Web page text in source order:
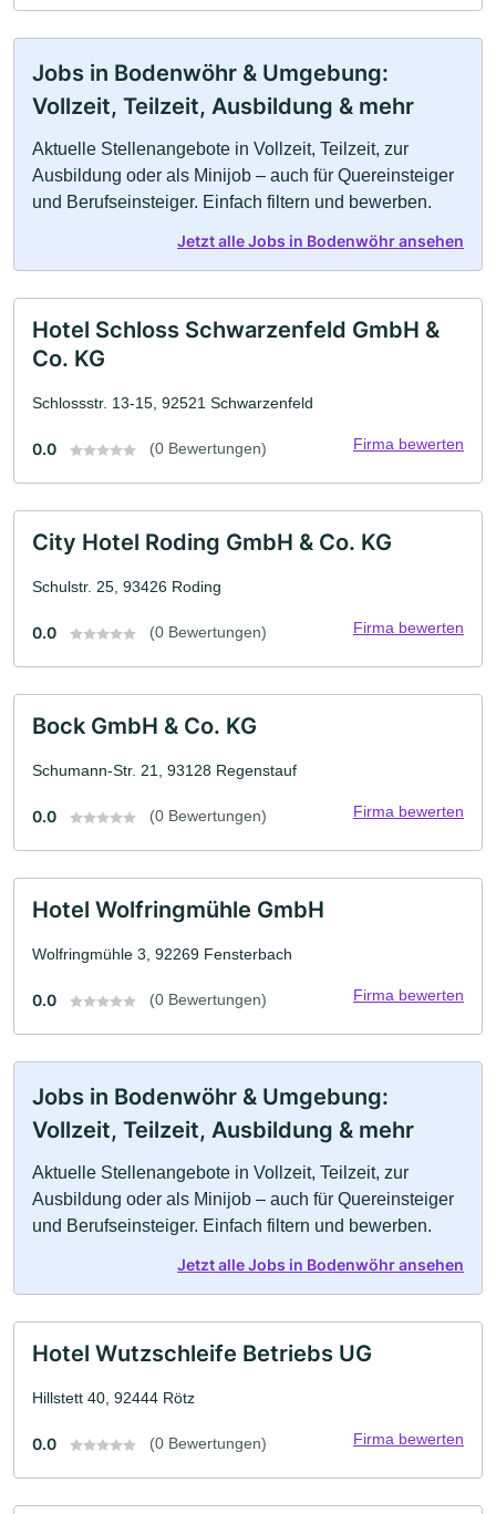
Jobs in Bodenwöhr & Umgebung:
Vollzeit, Teilzeit, Ausbildung & mehr
Aktuelle Stellenangebote in Vollzeit, Teilzeit, zur
Ausbildung oder als Minijob – auch für Quereinsteiger
und Berufseinsteiger. Einfach filtern und bewerben.
Jetzt alle Jobs in Bodenwöhr ansehen
Hotel Schloss Schwarzenfeld GmbH &
Co. KG
Schlossstr. 13-15, 92521 Schwarzenfeld
0.0 (0 Bewertungen) Firma bewerten
City Hotel Roding GmbH & Co. KG
Schulstr. 25, 93426 Roding
0.0 (0 Bewertungen) Firma bewerten
Bock GmbH & Co. KG
Schumann-Str. 21, 93128 Regenstauf
0.0 (0 Bewertungen) Firma bewerten
Hotel Wolfringmühle GmbH
Wolfringmühle 3, 92269 Fensterbach
0.0 (0 Bewertungen) Firma bewerten
Jobs in Bodenwöhr & Umgebung:
Vollzeit, Teilzeit, Ausbildung & mehr
Aktuelle Stellenangebote in Vollzeit, Teilzeit, zur
Ausbildung oder als Minijob – auch für Quereinsteiger
und Berufseinsteiger. Einfach filtern und bewerben.
Jetzt alle Jobs in Bodenwöhr ansehen
Hotel Wutzschleife Betriebs UG
Hillstett 40, 92444 Rötz
0.0 (0 Bewertungen) Firma bewerten